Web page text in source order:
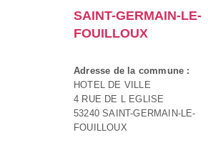
SAINT-GERMAIN-LE-
FOUILLOUX
Adresse de la commune :
HOTEL DE VILLE
4 RUE DE L EGLISE
53240 SAINT-GERMAIN-LE-
FOUILLOUX